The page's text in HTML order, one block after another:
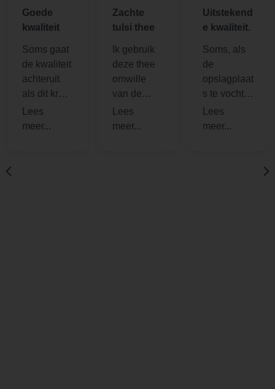
Goede
kwaliteit
Soms gaat
de kwaliteit
achteruit
als dit kruid
met te veel
hitte wordt
Zachte
tulsi thee
Ik gebruik
deze thee
omwille
van de
gezondhei
dsvoordele
Uitstekend
e kwaliteit.
Soms, als
de
opslagplaat
s te vochtig
is, verliest
de Tulsi-